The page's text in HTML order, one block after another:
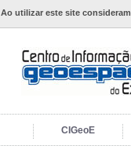
Ao utilizar este site
CIGeoE